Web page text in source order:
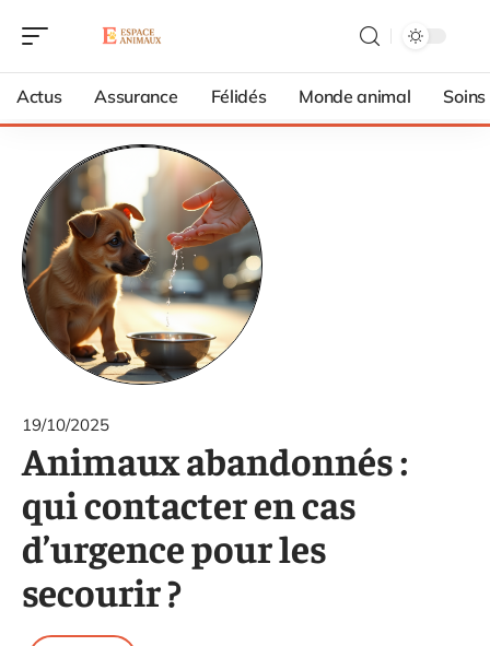
Actus Assurance Félidés Monde animal Soins
19/10/2025
Animaux abandonnés :
qui contacter en cas
d’urgence pour les
secourir ?